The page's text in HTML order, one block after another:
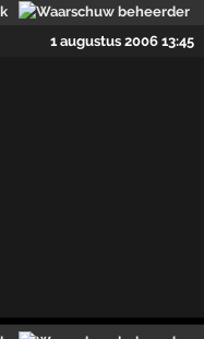
1 augustus 2006 13:45